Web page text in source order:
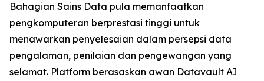
Bahagian Sains Data pula memanfaatkan
pengkomputeran berprestasi tinggi untuk
menawarkan penyelesaian dalam persepsi data
pengalaman, penilaian dan pengewangan yang
selamat. Platform berasaskan awan Datavault AI